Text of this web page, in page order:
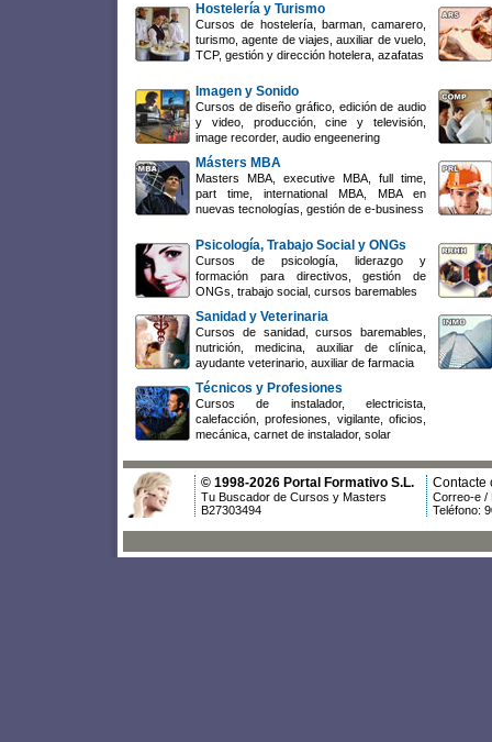
Hostelería y Turismo
Cursos de hostelería, barman, camarero,
turismo, agente de viajes, auxiliar de vuelo,
TCP, gestión y dirección hotelera, azafatas
Imagen y Sonido
Cursos de diseño gráfico, edición de audio
y video, producción, cine y televisión,
image recorder, audio engeenering
Másters MBA
Masters MBA, executive MBA, full time,
part time, international MBA, MBA en
nuevas tecnologías, gestión de e-business
Psicología, Trabajo Social y ONGs
Cursos de psicología, liderazgo y
formación para directivos, gestión de
ONGs, trabajo social, cursos baremables
Sanidad y Veterinaria
Cursos de sanidad, cursos baremables,
nutrición, medicina, auxiliar de clínica,
ayudante veterinario, auxiliar de farmacia
Técnicos y Profesiones
Cursos de instalador, electricista,
calefacción, profesiones, vigilante, oficios,
mecánica, carnet de instalador, solar
© 1998-2026 Portal Formativo S.L.
Tu Buscador de Cursos y Masters
B27303494
Contacte
Correo-e /
Teléfono: